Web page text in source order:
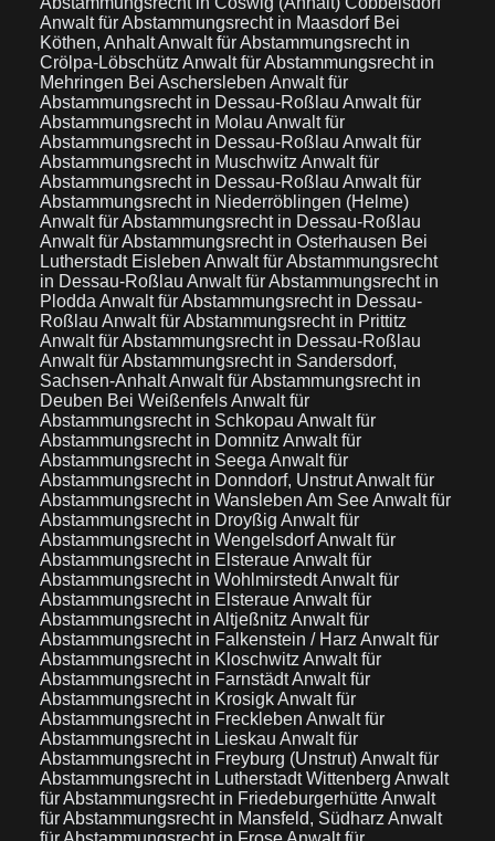
Anwalt für Abstammungsrecht in Maasdorf Bei
Köthen, AnhaltAnwalt für Abstammungsrecht in
Crölpa-Löbschütz Anwalt für Abstammungsrecht in
Mehringen Bei Aschersleben Anwalt für
Abstammungsrecht in Dessau-Roßlau Anwalt für
Abstammungsrecht in Molau Anwalt für
Abstammungsrecht in Dessau-Roßlau Anwalt für
Abstammungsrecht in Muschwitz Anwalt für
Abstammungsrecht in Dessau-Roßlau Anwalt für
Abstammungsrecht in Niederröblingen (Helme)
Anwalt für Abstammungsrecht in Dessau-Roßlau
Anwalt für Abstammungsrecht in Osterhausen Bei
Lutherstadt Eisleben Anwalt für Abstammungsrecht
in Dessau-Roßlau Anwalt für Abstammungsrecht in
Plodda Anwalt für Abstammungsrecht in Dessau-
Roßlau Anwalt für Abstammungsrecht in Prittitz
Anwalt für Abstammungsrecht in Dessau-Roßlau
Anwalt für Abstammungsrecht in Sandersdorf,
Sachsen-AnhaltAnwalt für Abstammungsrecht in
Deuben Bei WeißenfelsAnwalt für
Abstammungsrecht in Schkopau Anwalt für
Abstammungsrecht in Domnitz Anwalt für
Abstammungsrecht in Seega Anwalt für
Abstammungsrecht in Donndorf, UnstrutAnwalt für
Abstammungsrecht in Wansleben Am SeeAnwalt für
Abstammungsrecht in Droyßig Anwalt für
Abstammungsrecht in WengelsdorfAnwalt für
Abstammungsrecht in ElsteraueAnwalt für
Abstammungsrecht in WohlmirstedtAnwalt für
Abstammungsrecht in ElsteraueAnwalt für
Abstammungsrecht in Altjeßnitz Anwalt für
Abstammungsrecht in Falkenstein / Harz Anwalt für
Abstammungsrecht in Kloschwitz Anwalt für
Abstammungsrecht in FarnstädtAnwalt für
Abstammungsrecht in KrosigkAnwalt für
Abstammungsrecht in Freckleben Anwalt für
Abstammungsrecht in Lieskau Anwalt für
Abstammungsrecht in Freyburg (Unstrut)Anwalt für
Abstammungsrecht in Lutherstadt Wittenberg Anwalt
für Abstammungsrecht in FriedeburgerhütteAnwalt
für Abstammungsrecht in Mansfeld, Südharz Anwalt